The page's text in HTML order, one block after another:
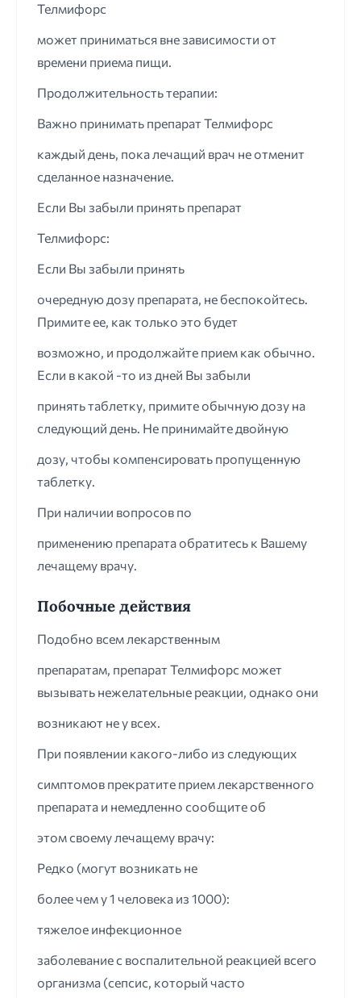
Телмифорс
может приниматься вне зависимости от
времени приема пищи.
Продолжительность терапии:
Важно принимать препарат Телмифорс
каждый день, пока лечащий врач не отменит
сделанное назначение.
Если Вы забыли принять препарат
Телмифорс:
Если Вы забыли принять
очередную дозу препарата, не беспокойтесь.
Примите ее, как только это будет
возможно, и продолжайте прием как обычно.
Если в какой -то из дней Вы забыли
принять таблетку, примите обычную дозу на
следующий день. Не принимайте двойную
дозу, чтобы компенсировать пропущенную
таблетку.
При наличии вопросов по
применению препарата обратитесь к Вашему
лечащему врачу.
Побочные действия
Подобно всем лекарственным
препаратам, препарат Телмифорс может
вызывать нежелательные реакции, однако они
возникают не у всех.
При появлении какого-либо из следующих
симптомов прекратите прием лекарственного
препарата и немедленно сообщите об
этом своему лечащему врачу:
Редко (могут возникать не
более чем у 1 человека из 1000):
тяжелое инфекционное
заболевание с воспалительной реакцией всего
организма (сепсис, который часто